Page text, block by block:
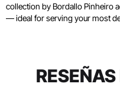
collection by Bordallo Pinheiro
— ideal for serving your most